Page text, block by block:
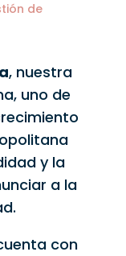
de
, nuestra
uno de
y la
a la
con